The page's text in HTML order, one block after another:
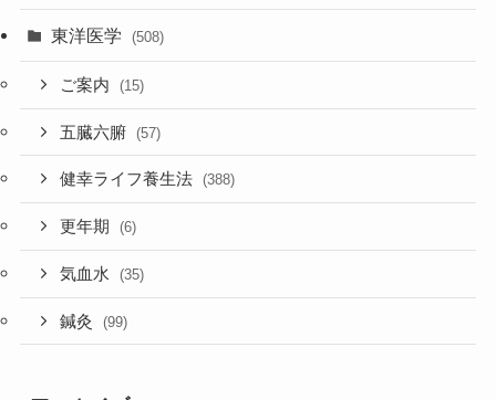
東洋医学 (508)
ご案内 (15)
五臓六腑 (57)
健幸ライフ養生法 (388)
更年期 (6)
気血水 (35)
鍼灸 (99)